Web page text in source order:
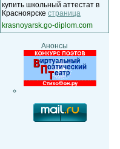
купить школьный аттестат в
Красноярске страница
krasnoyarsk.go-diplom.com
Анонсы